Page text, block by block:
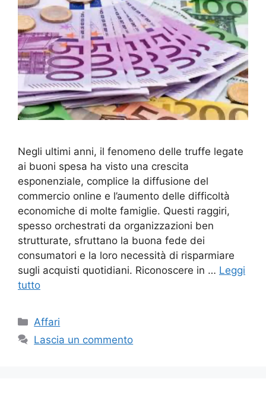
Negli ultimi anni, il fenomeno delle truffe legate
ai buoni spesa ha visto una crescita
esponenziale, complice la diffusione del
commercio online e l’aumento delle difficoltà
economiche di molte famiglie. Questi raggiri,
spesso orchestrati da organizzazioni ben
strutturate, sfruttano la buona fede dei
consumatori e la loro necessità di risparmiare
sugli acquisti quotidiani. Riconoscere in … Leggi
tutto
Categorie
Affari
Lascia un commento